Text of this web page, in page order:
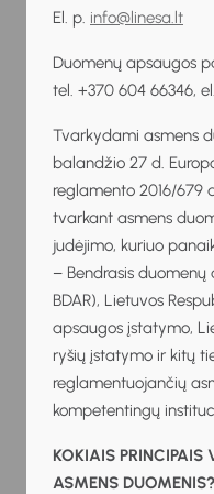
El. p. info@linesa.lt
Duomenų apsaugos
tel. +370 604 66346,
Tvarkydami asmens
balandžio 27 d.
reglamento 2016/679
tvarkant asmens
judėjimo, kuriuo
– Bendrasis
BDAR), Lietuvos
apsaugos įstatymo,
ryšių įstatymo ir kitų
reglamentuojančių
kompetentingų
KOKIAIS
ASMENS DUOMENIS?